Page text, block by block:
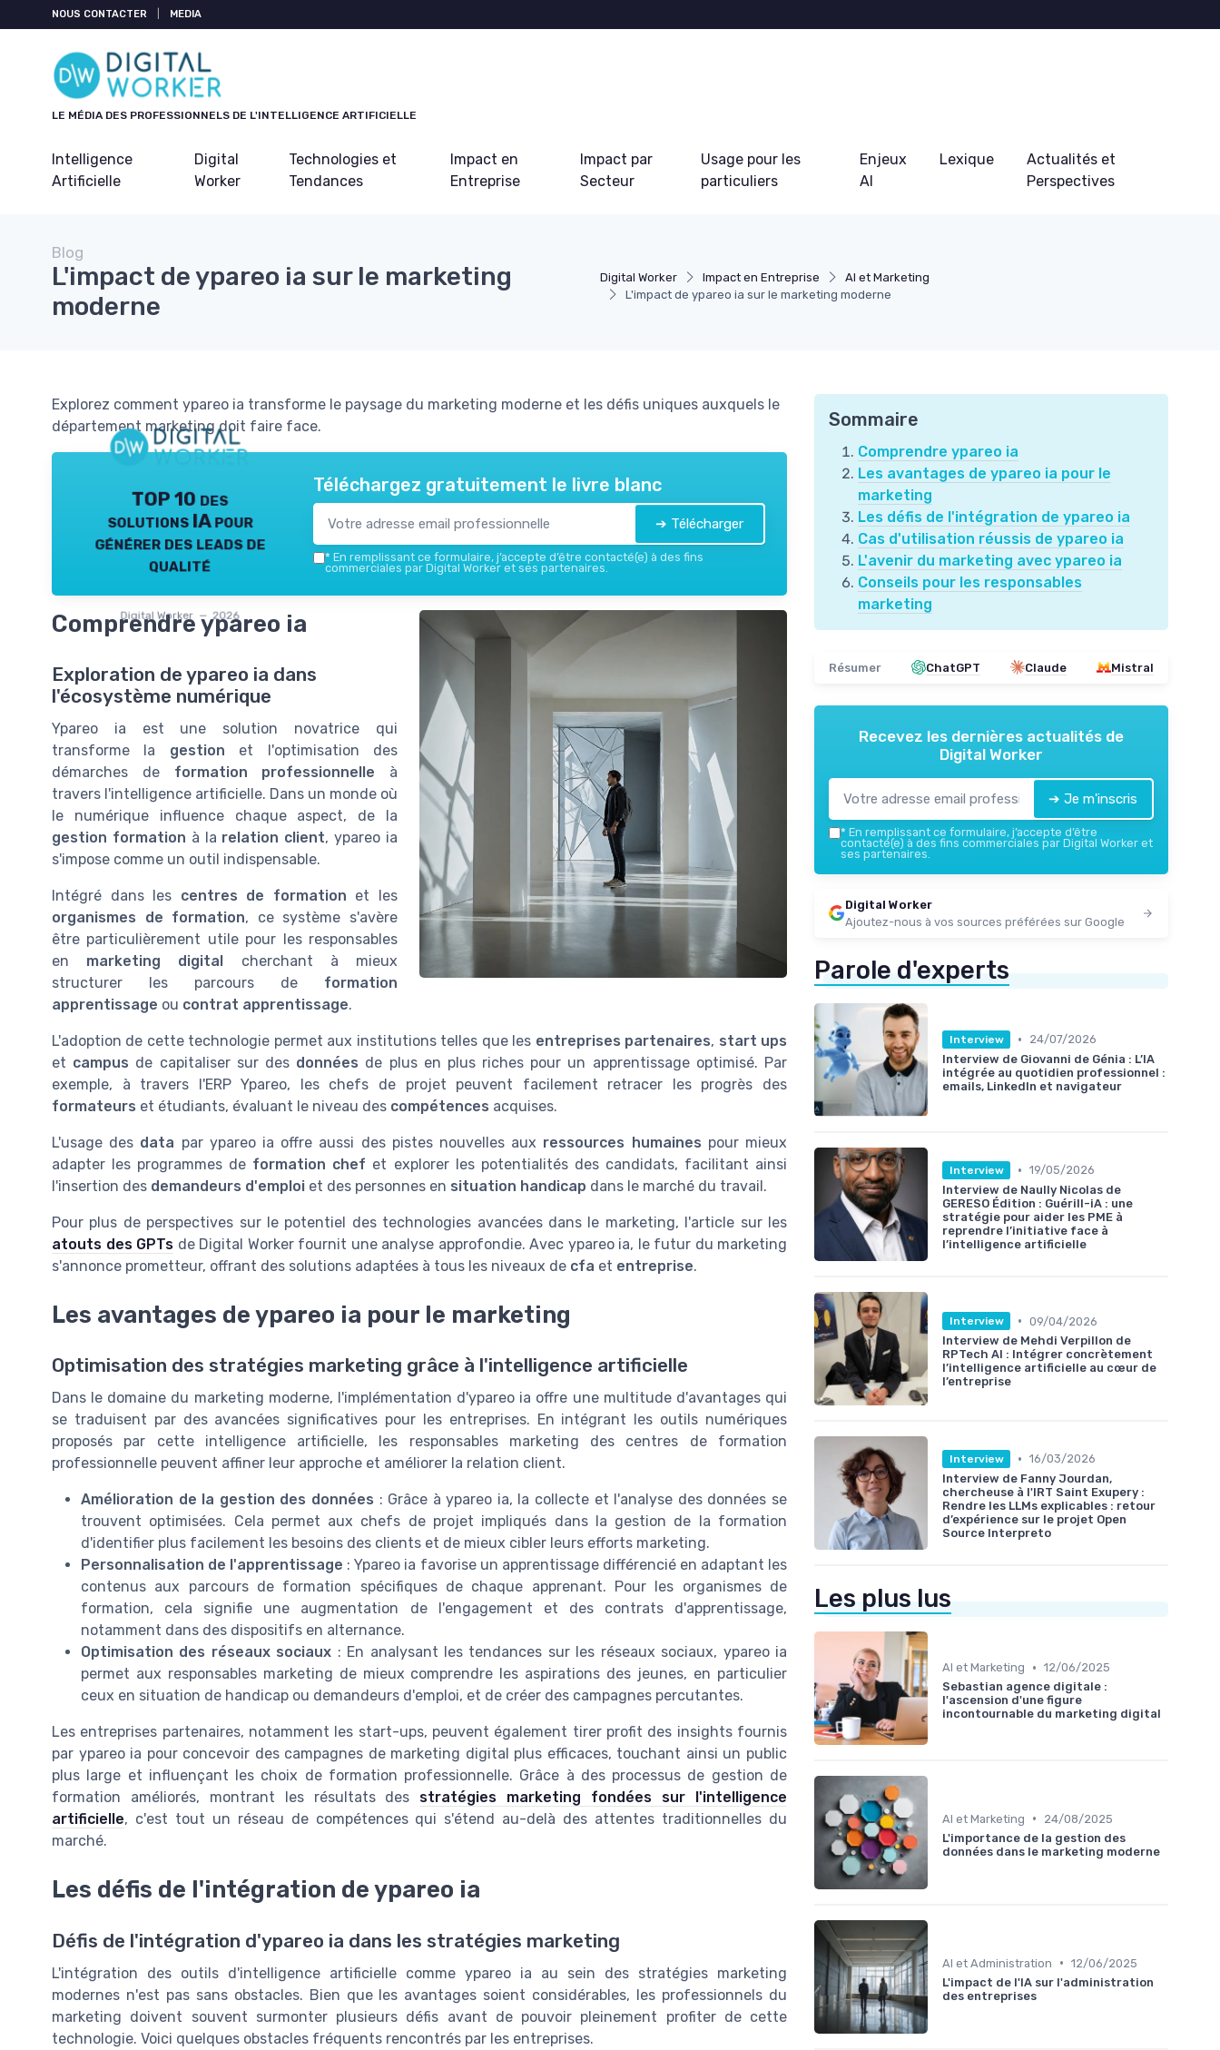
NOUS CONTACTER MEDIA
LE MÉDIA DES PROFESSIONNELS DE L'INTELLIGENCE ARTIFICIELLE
Intelligence
Artificielle
Digital
Worker
Technologies et
Tendances
Impact en
Entreprise
Impact par
Secteur
Usage pour les
particuliers
Enjeux
AI
Lexique
Actualités et
Perspectives
Digital Worker Impact en Entreprise
AI et Marketing
L'impact de ypareo ia sur le marketing moderne
Blog
L'impact de ypareo ia sur le marketing
moderne
Explorez comment ypareo ia transforme le paysage du marketing moderne et les défis uniques auxquels le
département marketing doit faire face.
TOP 10 des
solutions IA pour
générer des leads de
qualité
Digital Worker — 2026
Téléchargez gratuitement le livre blanc
➔ Télécharger
* En remplissant ce formulaire, j’accepte d’être contacté(e) à des fins
commerciales par Digital Worker et ses partenaires.
Comprendre ypareo ia
Exploration de ypareo ia dans
l'écosystème numérique
Ypareo ia est une solution novatrice qui
transforme la gestion et l'optimisation des
démarches de formation professionnelle à
travers l'intelligence artificielle. Dans un monde où
le numérique influence chaque aspect, de la
gestion formation à la relation client, ypareo ia
s'impose comme un outil indispensable.
Intégré dans les centres de formation et les
organismes de formation, ce système s'avère
être particulièrement utile pour les responsables
en marketing digital cherchant à mieux
structurer les parcours de formation
apprentissage ou contrat apprentissage.
L'adoption de cette technologie permet aux institutions telles que les entreprises partenaires, start ups
et campus de capitaliser sur des données de plus en plus riches pour un apprentissage optimisé. Par
exemple, à travers l'ERP Ypareo, les chefs de projet peuvent facilement retracer les progrès des
formateurs et étudiants, évaluant le niveau des compétences acquises.
L'usage des data par ypareo ia offre aussi des pistes nouvelles aux ressources humaines pour mieux
adapter les programmes de formation chef et explorer les potentialités des candidats, facilitant ainsi
l'insertion des demandeurs d'emploi et des personnes en situation handicap dans le marché du travail.
Pour plus de perspectives sur le potentiel des technologies avancées dans le marketing, l'article sur les
atouts des GPTs de Digital Worker fournit une analyse approfondie. Avec ypareo ia, le futur du marketing
s'annonce prometteur, offrant des solutions adaptées à tous les niveaux de cfa et entreprise.
Les avantages de ypareo ia pour le marketing
Optimisation des stratégies marketing grâce à l'intelligence artificielle
Dans le domaine du marketing moderne, l'implémentation d'ypareo ia offre une multitude d'avantages qui
se traduisent par des avancées significatives pour les entreprises. En intégrant les outils numériques
proposés par cette intelligence artificielle, les responsables marketing des centres de formation
professionnelle peuvent affiner leur approche et améliorer la relation client.
Amélioration de la gestion des données : Grâce à ypareo ia, la collecte et l'analyse des données se
trouvent optimisées. Cela permet aux chefs de projet impliqués dans la gestion de la formation
d'identifier plus facilement les besoins des clients et de mieux cibler leurs efforts marketing.
Personnalisation de l'apprentissage : Ypareo ia favorise un apprentissage différencié en adaptant les
contenus aux parcours de formation spécifiques de chaque apprenant. Pour les organismes de
formation, cela signifie une augmentation de l'engagement et des contrats d'apprentissage,
notamment dans des dispositifs en alternance.
Optimisation des réseaux sociaux : En analysant les tendances sur les réseaux sociaux, ypareo ia
permet aux responsables marketing de mieux comprendre les aspirations des jeunes, en particulier
ceux en situation de handicap ou demandeurs d'emploi, et de créer des campagnes percutantes.
Les entreprises partenaires, notamment les start-ups, peuvent également tirer profit des insights fournis
par ypareo ia pour concevoir des campagnes de marketing digital plus efficaces, touchant ainsi un public
plus large et influençant les choix de formation professionnelle. Grâce à des processus de gestion de
formation améliorés, montrant les résultats des stratégies marketing fondées sur l'intelligence
artificielle, c'est tout un réseau de compétences qui s'étend au-delà des attentes traditionnelles du
marché.
Les défis de l'intégration de ypareo ia
Défis de l'intégration d'ypareo ia dans les stratégies marketing
L'intégration des outils d'intelligence artificielle comme ypareo ia au sein des stratégies marketing
modernes n'est pas sans obstacles. Bien que les avantages soient considérables, les professionnels du
marketing doivent souvent surmonter plusieurs défis avant de pouvoir pleinement profiter de cette
technologie. Voici quelques obstacles fréquents rencontrés par les entreprises.
Sommaire
Comprendre ypareo ia
Les avantages de ypareo ia pour le
marketing
Les défis de l'intégration de ypareo ia
Cas d'utilisation réussis de ypareo ia
L'avenir du marketing avec ypareo ia
Conseils pour les responsables
marketing
Résumer ChatGPT Claude Mistral
Recevez les dernières actualités de
Digital Worker
➔ Je m'inscris
* En remplissant ce formulaire, j’accepte d’être
contacté(e) à des fins commerciales par Digital Worker et
ses partenaires.
Digital Worker
Ajoutez-nous à vos sources préférées sur Google
Parole d'experts
Interview •
24/07/2026
Interview de Giovanni de Génia : L’IA
intégrée au quotidien professionnel :
emails, LinkedIn et navigateur
Interview • 19/05/2026
Interview de Naully Nicolas de
GERESO Édition : Guérill-iA : une
stratégie pour aider les PME à
reprendre l’initiative face à
l’intelligence artificielle
Interview • 09/04/2026
Interview de Mehdi Verpillon de
RPTech AI : Intégrer concrètement
l’intelligence artificielle au cœur de
l’entreprise
Interview • 16/03/2026
Interview de Fanny Jourdan,
chercheuse à l'IRT Saint Exupery :
Rendre les LLMs explicables : retour
d’expérience sur le projet Open
Source Interpreto
Les plus lus
AI et Marketing • 12/06/2025
Sebastian agence digitale :
l'ascension d'une figure
incontournable du marketing digital
AI et Marketing •
24/08/2025
L'importance de la gestion des
données dans le marketing moderne
AI et Administration • 12/06/2025
L'impact de l'IA sur l'administration
des entreprises
Panneau de gestion des cookies